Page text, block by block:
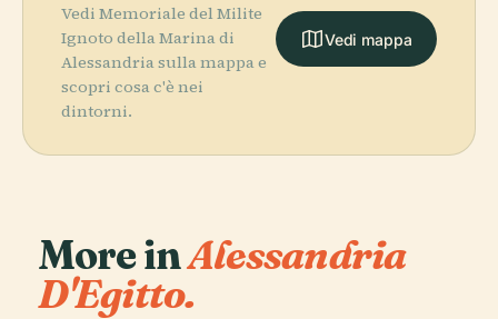
Vedi Memoriale del Milite
Ignoto della Marina di
Alessandria sulla mappa e
scopri cosa c'è nei
dintorni.
Vedi mappa
More inAlessandria
D'Egitto.